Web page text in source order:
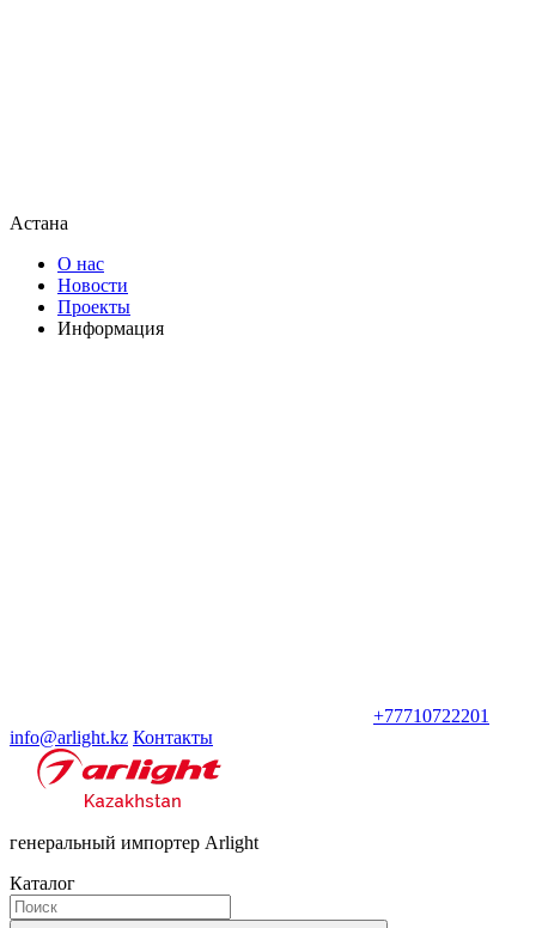
Астана
О нас
Новости
Проекты
Информация
+77710722201
info@arlight.kz Контакты
генеральный импортер Arlight
Каталог